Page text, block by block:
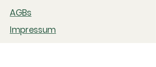
AGBs
Impressum